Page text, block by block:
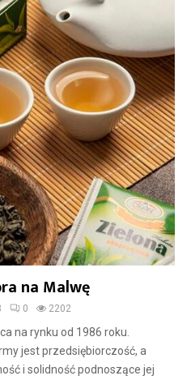
na Malwę
0 2202
na rynku od 1986 roku.
jest przedsiębiorczość, a
i solidność podnoszące jej